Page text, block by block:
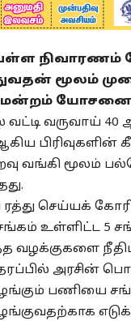
மூலம்
யோசனை
வட்டி வருவாய்
வங்கி மூலம்
செய்யக்
சங்கம் உள்ளிட்ட
வழக்குகளை
அரசின்
வழங்கும்